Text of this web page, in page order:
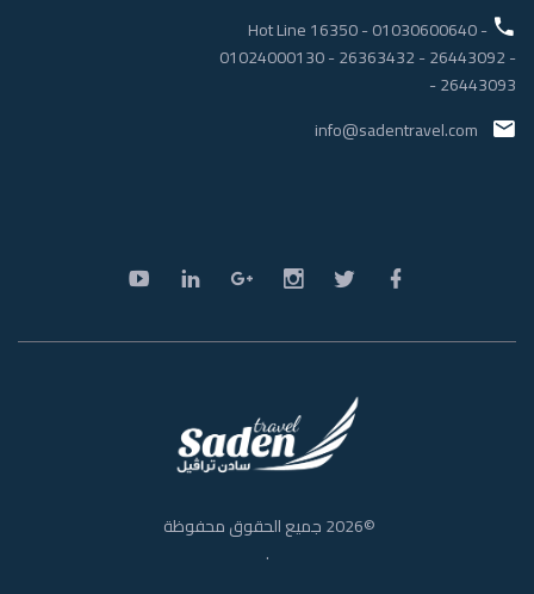
Hot Line 16350-01030600640-
01024000130-26363432-26443092-
26443093
-
info@sadentravel.com
©
2026جميع الحقوق محفوظة
.